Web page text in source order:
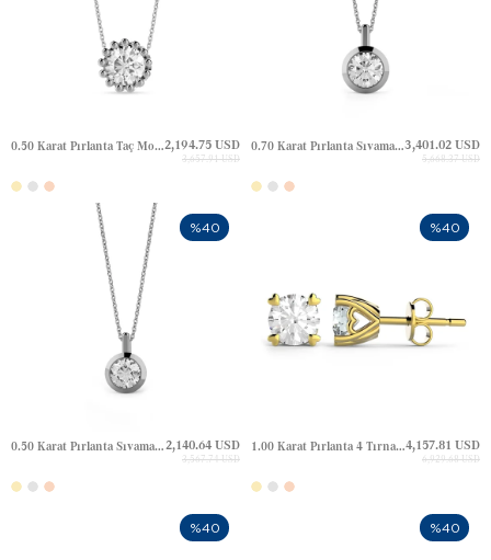
0.50 Karat Pırlanta Taç Model Tektaş Altın Kolye2,194.75 USD
3,657.91 USD
0.70 Karat Pırlanta Sıvama Tektaş Altın Kolye3,401.02 USD
5,668.37 USD
0.50 Karat Pırlanta Sıvama Tektaş Altın Kolye 2,140.64 USD
3,567.74 USD
%40
1.00 Karat Pırlanta 4 Tırnak Kalp Tektaş Altın Küpe4,157.81 USD
6,929.68 USD
%40
%40 %40